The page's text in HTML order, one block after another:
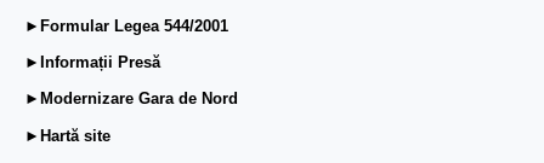
►Formular Legea 544/2001
►Informații Presă
►Modernizare Gara de Nord
►Hartă site